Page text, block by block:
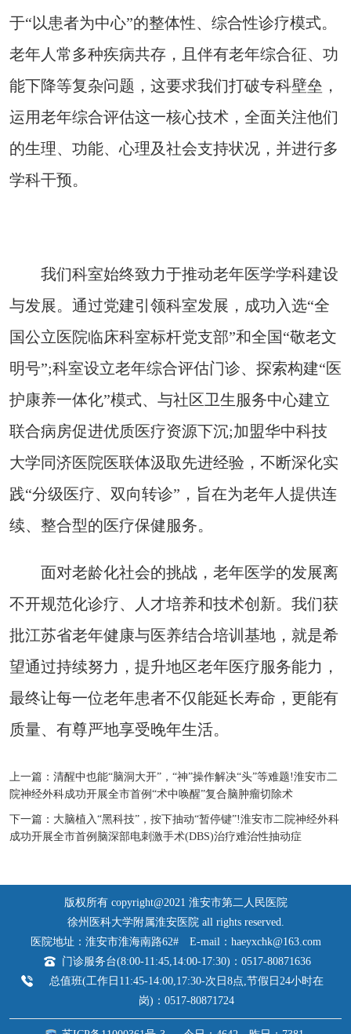
于“以患者为中心”的整体性、综合性诊疗模式。
老年人常多种疾病共存，且伴有老年综合征、功
能下降等复杂问题，这要求我们打破专科壁垒，
运用老年综合评估这一核心技术，全面关注他们
的生理、功能、心理及社会支持状况，并进行多
学科干预。
我们科室始终致力于推动老年医学学科建设
与发展。通过党建引领科室发展，成功入选“全
国公立医院临床科室标杆党支部”和全国“敬老文
明号”;科室设立老年综合评估门诊、探索构建“医
护康养一体化”模式、与社区卫生服务中心建立
联合病房促进优质医疗资源下沉;加盟华中科技
大学同济医院医联体汲取先进经验，不断深化实
践“分级医疗、双向转诊”，旨在为老年人提供连
续、整合型的医疗保健服务。
面对老龄化社会的挑战，老年医学的发展离
不开规范化诊疗、人才培养和技术创新。我们获
批江苏省老年健康与医养结合培训基地，就是希
望通过持续努力，提升地区老年医疗服务能力，
最终让每一位老年患者不仅能延长寿命，更能有
质量、有尊严地享受晚年生活。
上一篇： 清醒中也能“脑洞大开”，“神”操作解决“头”等难题!淮安市二
院神经外科成功开展全市首例“术中唤醒”复合脑肿瘤切除术
下一篇： 大脑植入“黑科技”，按下抽动“暂停键”!淮安市二院神经外科
成功开展全市首例脑深部电刺激手术(DBS)治疗难治性抽动症
版权所有 copyright@2021 淮安市第二人民医院
徐州医科大学附属淮安医院 all rights reserved.
医院地址：淮安市淮海南路62#
E-mail：haeyxchk@163.com
门诊服务台(8:00-11:45,14:00-17:30)：0517-80871636
总值班(工作日11:45-14:00,17:30-次日8点,节假日24小时在
岗)：0517-80871724